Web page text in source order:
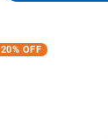
20% OFF